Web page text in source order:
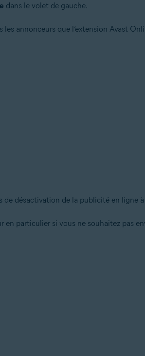
dans le volet de gauche.
les annonceurs que l’extension Avast
de désactivation de la publicité en ligne
en particulier si vous ne souhaitez pas